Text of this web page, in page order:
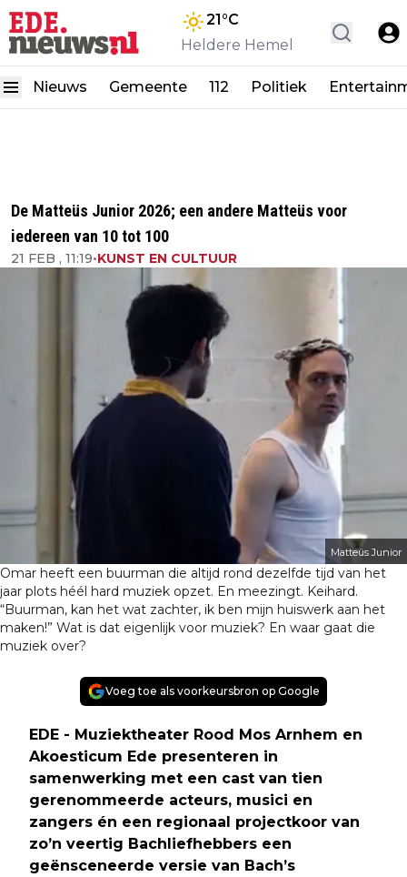
21°C
Heldere Hemel
Nieuws Gemeente 112 Politiek
De Matteüs Junior 2026; een andere Matteüs voor
iedereen van 10 tot 100
21 FEB , 11:19•KUNST EN CULTUUR
Matteüs Junior
Omar heeft een buurman die altijd rond dezelfde tijd van het
jaar plots héél hard muziek opzet. En meezingt. Keihard.
“Buurman, kan het wat zachter, ik ben mijn huiswerk aan het
maken!” Wat is dat eigenlijk voor muziek? En waar gaat die
muziek over?
Voeg toe als voorkeursbron op Google
EDE - Muziektheater Rood Mos Arnhem en
Akoesticum Ede presenteren in
samenwerking met een cast van tien
gerenommeerde acteurs, musici en
zangers én een regionaal projectkoor van
zo’n veertig Bachliefhebbers een
geënsceneerde versie van Bach’s